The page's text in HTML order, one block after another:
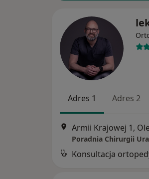
Adres 1 Adres 2
Armii Krajowej 1,
Konsultacja